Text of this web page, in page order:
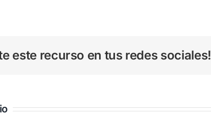
este recurso en tus redes sociales!